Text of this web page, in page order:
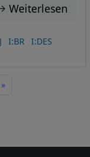
Weiterlesen
I:BR I:DES